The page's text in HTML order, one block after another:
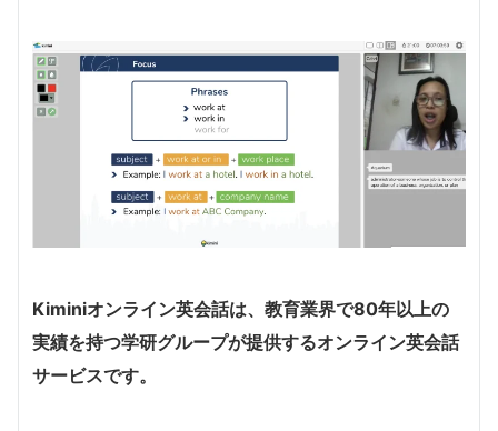
Kiminiオンライン英会話は、教育業界で80年以上の
実績を持つ学研グループが提供するオンライン英会話
サービスです。